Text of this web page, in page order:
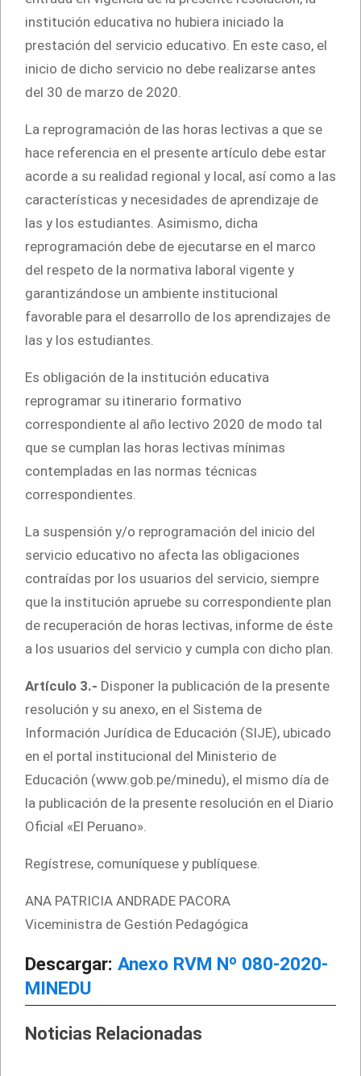
institución educativa no hubiera iniciado la
prestación del servicio educativo. En este caso, el
inicio de dicho servicio no debe realizarse antes
del 30 de marzo de 2020.
La reprogramación de las horas lectivas a que se
hace referencia en el presente artículo debe estar
acorde a su realidad regional y local, así como a las
características y necesidades de aprendizaje de
las y los estudiantes. Asimismo, dicha
reprogramación debe de ejecutarse en el marco
del respeto de la normativa laboral vigente y
garantizándose un ambiente institucional
favorable para el desarrollo de los aprendizajes de
las y los estudiantes.
Es obligación de la institución educativa
reprogramar su itinerario formativo
correspondiente al año lectivo 2020 de modo tal
que se cumplan las horas lectivas mínimas
contempladas en las normas técnicas
correspondientes.
La suspensión y/o reprogramación del inicio del
servicio educativo no afecta las obligaciones
contraídas por los usuarios del servicio, siempre
que la institución apruebe su correspondiente plan
de recuperación de horas lectivas, informe de éste
a los usuarios del servicio y cumpla con dicho plan.
Artículo 3.- Disponer la publicación de la presente
resolución y su anexo, en el Sistema de
Información Jurídica de Educación (SIJE), ubicado
en el portal institucional del Ministerio de
Educación (www.gob.pe/minedu), el mismo día de
la publicación de la presente resolución en el Diario
Oficial «El Peruano».
Regístrese, comuníquese y publíquese.
ANA PATRICIA ANDRADE PACORA
Viceministra de Gestión Pedagógica
Descargar: Anexo RVM Nº 080-2020-
MINEDU
Noticias Relacionadas